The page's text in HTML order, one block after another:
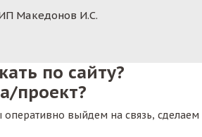
Македонов И.С.
по сайту?
проект?
оперативно выйдем на связь, сделаем